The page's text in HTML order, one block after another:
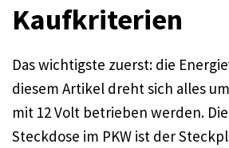
Kaufkriterien
Das wichtigste zuerst: die
diesem Artikel dreht sich alles
mit 12 Volt betrieben werden.
Steckdose im PKW ist der